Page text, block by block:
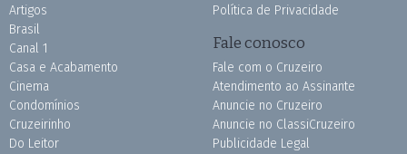
Artigos
Brasil
Canal 1
Casa e Acabamento
Cinema
Condomínios
Cruzeirinho
Do Leitor
Política de Privacidade
Fale conosco
Fale com o Cruzeiro
Atendimento ao Assinante
Anuncie no Cruzeiro
Anuncie no ClassiCruzeiro
Publicidade Legal